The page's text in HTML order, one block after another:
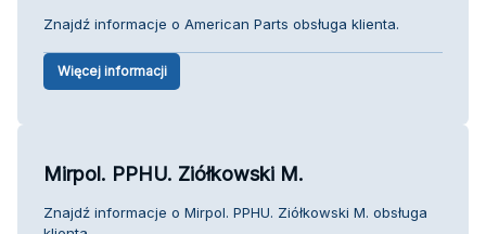
Znajdź informacje o American Parts obsługa klienta.
Więcej informacji
Mirpol. PPHU. Ziółkowski M.
Znajdź informacje o Mirpol. PPHU. Ziółkowski M. obsługa